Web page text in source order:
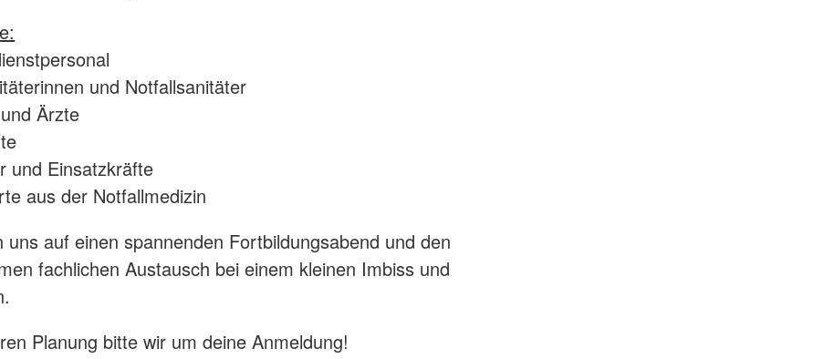
und Notfallsanitäter
Ärzte
und Einsatzkräfte
aus der Notfallmedizin
uns auf einen spannenden Fortbildungsabend und den
fachlichen Austausch bei einem kleinen Imbiss und
Planung bitte wir um deine Anmeldung!